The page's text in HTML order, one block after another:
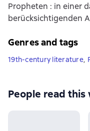
Propheten : in einer
berücksichtigenden
Genres and tags
19th-century literature,
People read